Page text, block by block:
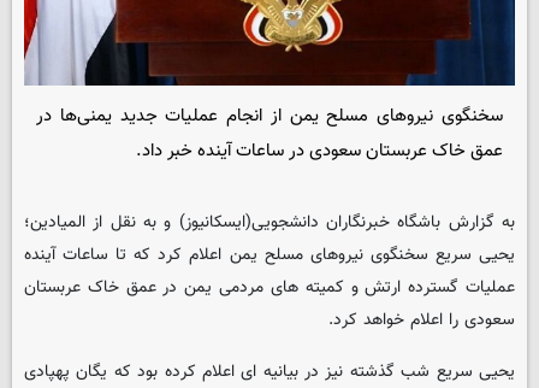
سخنگوی نیروهای مسلح یمن از انجام عملیات جدید یمنی‌ها در
عمق خاک عربستان سعودی در ساعات آینده خبر داد.
به گزارش باشگاه خبرنگاران دانشجویی(ایسکانیوز) و به نقل از المیادین؛
یحیی سریع سخنگوی نیروهای مسلح یمن اعلام کرد که تا ساعات آینده
عملیات گسترده ارتش و کمیته های مردمی یمن در عمق خاک عربستان
سعودی را اعلام خواهد کرد.
یحیی سریع شب گذشته نیز در بیانیه ای اعلام کرده بود که یگان پهپادی